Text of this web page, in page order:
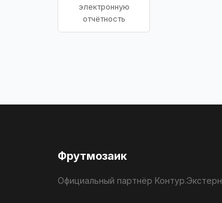
электронную
отчётность
Фрутмозаик
Официальный партнёр Контур.Экстерн